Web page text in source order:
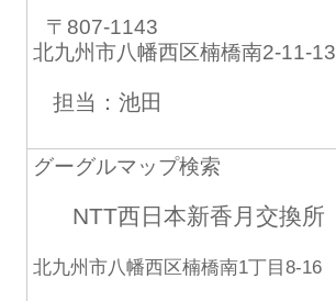
〒807-1143
北九州市八幡西区楠橋南2-11-13
担当：池田
グーグルマップ検索
NTT西日本新香月交換所
北九州市八幡西区楠橋南1丁目8-16